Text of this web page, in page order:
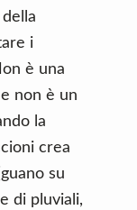
i
è una
non è un
la
crea
su
di pluviali,